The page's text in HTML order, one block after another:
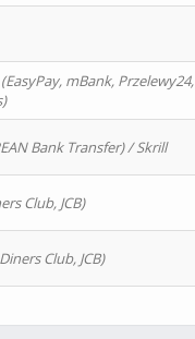
mBank, Przelewy24,
Bank Transfer) / Skrill
Club, JCB)
Club, JCB)